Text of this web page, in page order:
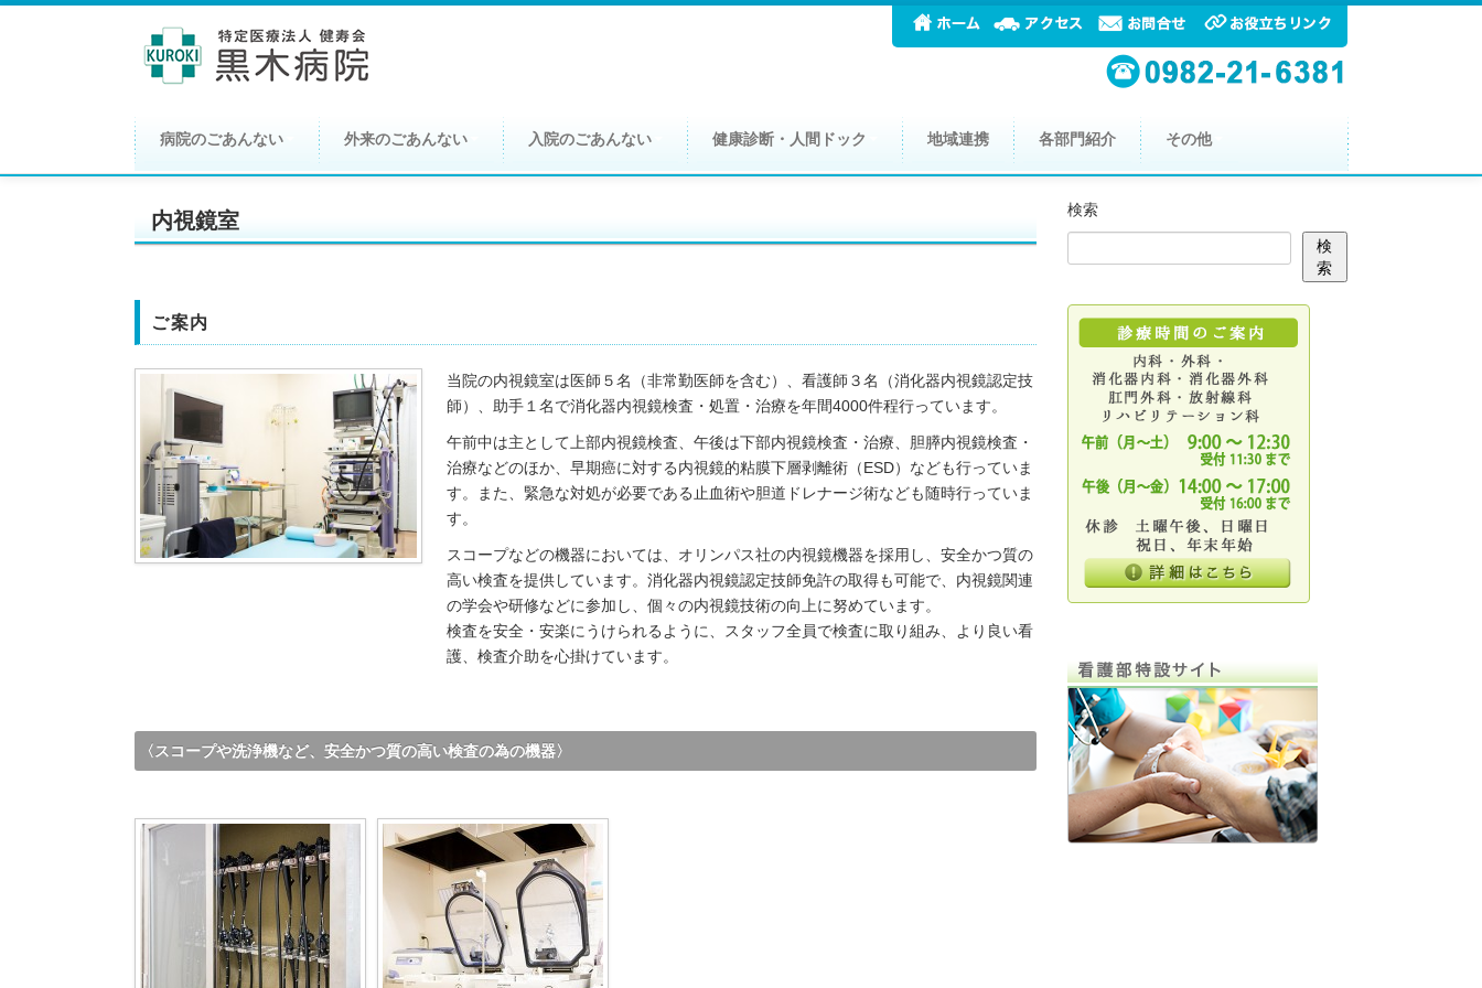
病院のごあんない 外来のごあんない 入院のごあんない 健康診断・人間ドック 地域連携 各部門紹介 その他
内視鏡室
ご案内
当院の内視鏡室は医師５名（非常勤医師を含む）、看護師３名（消化器内視鏡認定技
師）、助手１名で消化器内視鏡検査・処置・治療を年間4000件程行っています。
午前中は主として上部内視鏡検査、午後は下部内視鏡検査・治療、胆膵内視鏡検査・
治療などのほか、早期癌に対する内視鏡的粘膜下層剥離術（ESD）なども行っていま
す。また、緊急な対処が必要である止血術や胆道ドレナージ術なども随時行っていま
す。
スコープなどの機器においては、オリンパス社の内視鏡機器を採用し、安全かつ質の
高い検査を提供しています。消化器内視鏡認定技師免許の取得も可能で、内視鏡関連
の学会や研修などに参加し、個々の内視鏡技術の向上に努めています。
検査を安全・安楽にうけられるように、スタッフ全員で検査に取り組み、より良い看
護、検査介助を心掛けています。
〈スコープや洗浄機など、安全かつ質の高い検査の為の機器〉
検索
検
索